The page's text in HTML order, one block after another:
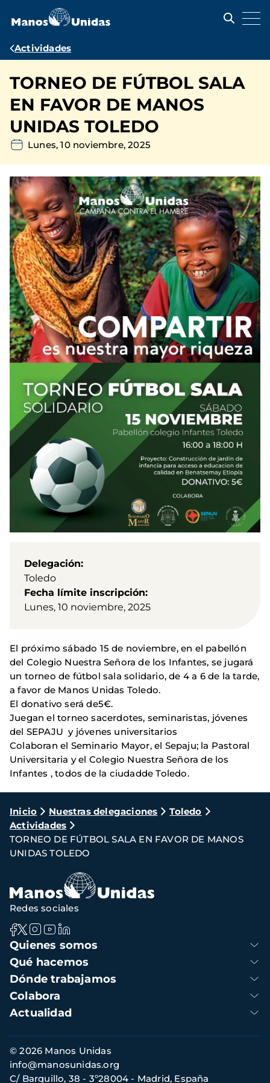
contenido
Ruta
navegación
Actividades
TORNEO DE FÚTBOL SALA
EN FAVOR DE MANOS
UNIDAS TOLEDO
Lunes, 10 noviembre, 2025
Delegación
Toledo
Fecha límite inscripción
Lunes, 10 noviembre, 2025
El próximo sábado 15 de noviembre, en el pabellón
del Colegio Nuestra Señora de los Infantes, se jugará
un torneo de fútbol sala solidario, de 4 a 6 de la tarde,
a favor de Manos Unidas Toledo.
El donativo será de5€.
Juegan el torneo sacerdotes, seminaristas, jóvenes
del SEPAJU y jóvenes universitarios
Colaboran el Seminario Mayor, el Sepaju; la Pastoral
Universitaria y el Colegio Nuestra Señora de los
Infantes , todos de la ciudadde Toledo.
Ruta
de
navegación
Inicio Nuestras delegaciones
Toledo
Actividades
TORNEO DE FÚTBOL SALA EN FAVOR DE MANOS
UNIDAS TOLEDO
Navegación
principal
Quienes somos
Qué hacemos
Dónde trabajamos
Colabora
Actualidad
Redes sociales
Información
de
contacto
© 2026 Manos Unidas
C/ Barquillo, 38 - 3º28004 - Madrid, España
info@manosunidas.org